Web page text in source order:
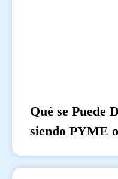
Qué se Puede
siendo PYME